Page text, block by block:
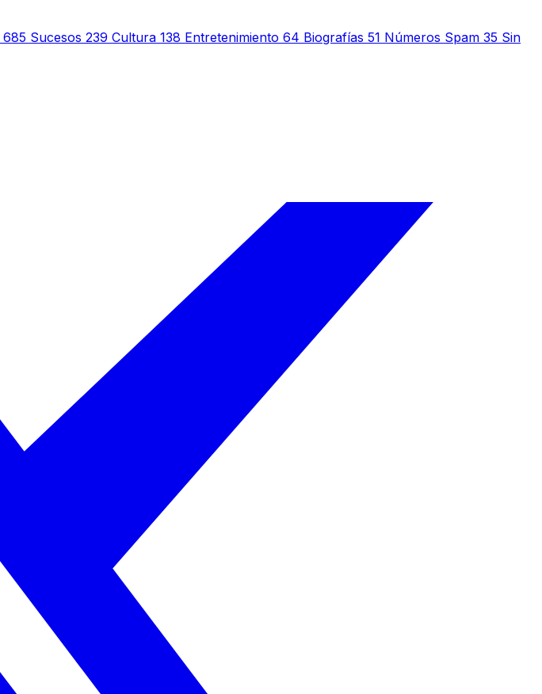
685 Sucesos 239 Cultura 138 Entretenimiento 64 Biografías 51 Números Spam 35 Sin